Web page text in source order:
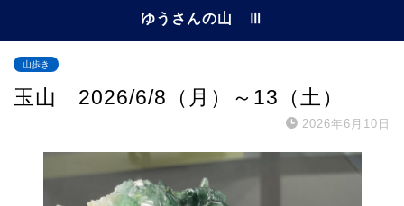
ゆうさんの山 Ⅲ
山歩き
玉山 2026/6/8（月）～13（土）
2026年6月10日